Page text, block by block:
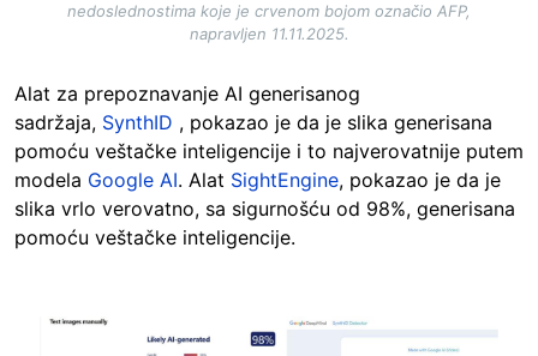
nedoslednostima koje je crvenom bojom označio AFP,
napravljen 11.11.2025.
Alat za prepoznavanje AI generisanog
sadržaja, SynthID , pokazao je da je slika generisana
pomoću veštačke inteligencije i to najverovatnije putem
modela Google AI. Alat SightEngine, pokazao je da je
slika vrlo verovatno, sa sigurnošću od 98%, generisana
pomoću veštačke inteligencije.
Image